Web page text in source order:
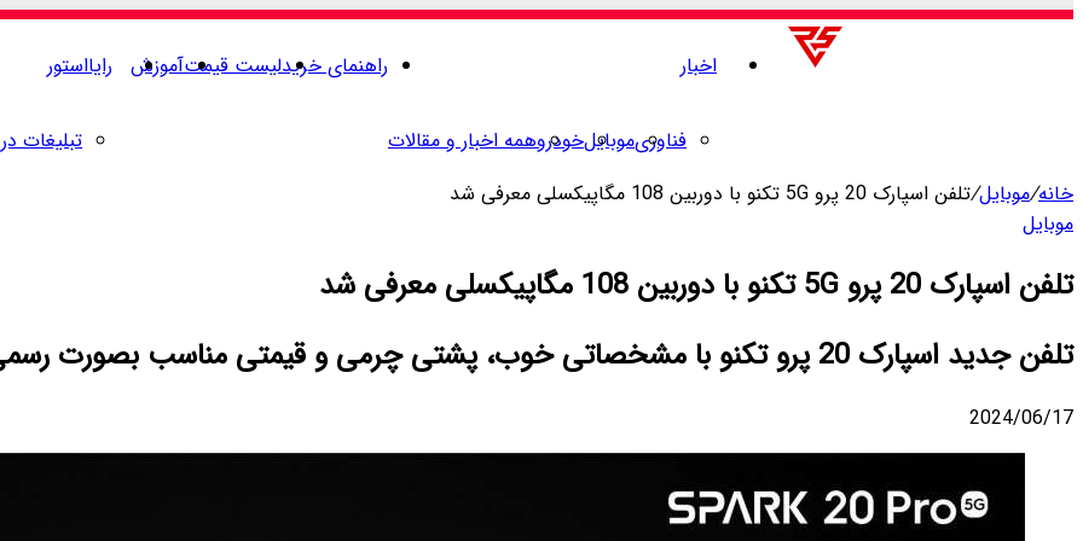
اخبار
فناوریموبایلخودروهمه اخبار و مقالات
راهنمای خریدلیست قیمتآموزش رایااستور
تبلیغات
خانه/موبایل/تلفن اسپارک 20 پرو 5G تکنو با دوربین 108 مگاپیکسلی معرفی شد
موبایل
تلفن اسپارک 20 پرو 5G تکنو با دوربین 108 مگاپیکسلی معرفی شد
تلفن جدید اسپارک 20 پرو تکنو با مشخصاتی خوب، پشتی چرمی و قیمتی مناسب بصورت رسمی معرفی شده است.
2024/06/17